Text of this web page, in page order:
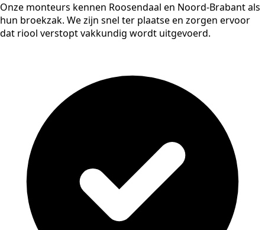
Onze monteurs kennen Roosendaal en Noord-Brabant als
hun broekzak. We zijn snel ter plaatse en zorgen ervoor
dat riool verstopt vakkundig wordt uitgevoerd.